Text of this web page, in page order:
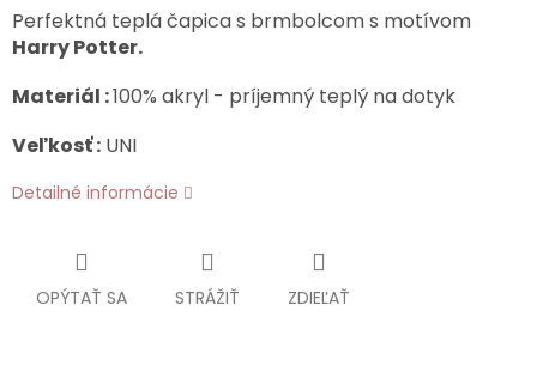
Perfektná teplá čapica s brmbolcom s motívom
Harry Potter.
Materiál :100% akryl - príjemný teplý na dotyk
Veľkosť : UNI
Detailné informácie
OPÝTAŤ SA STRÁŽIŤ ZDIEĽAŤ